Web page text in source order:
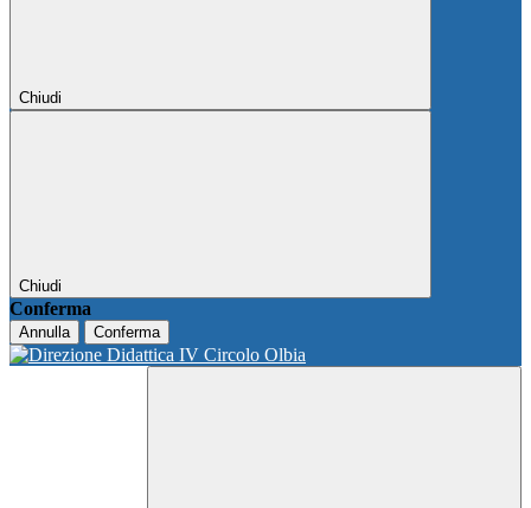
Chiudi
Chiudi
Conferma
Annulla Conferma